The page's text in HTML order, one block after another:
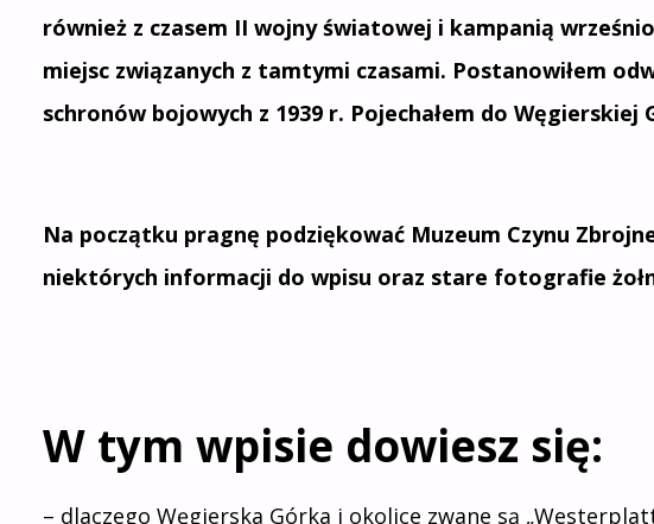
również z czasem II wojny światowej i kampanią
miejsc związanych z tamtymi czasami. Postanowiłem
schronów bojowych z 1939 r. Pojechałem do
Na początku pragnę podziękować Muzeum Czynu
niektórych informacji do wpisu oraz stare fotografie
W tym wpisie dowiesz się:
– dlaczego Węgierska Górka i okolice zwane są